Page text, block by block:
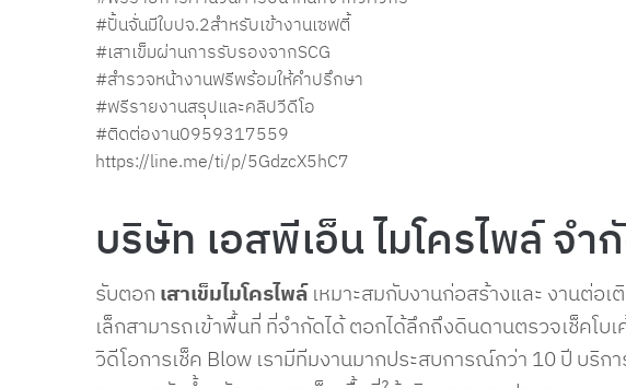
#ปั้นจั่นมีใบปจ.2สำหรับเข้างานเซฟตี้
#เสาเข็มผ่านการรับรองจากSCG
#สำรวจหน้างานฟรีพร้อมให้คำปรึกษา
#ฟรีรายงานสรุปและคลิปวีดีโอ
#ติดต่องาน0959317559
https://line.me/ti/p/5GdzcX5hC7
บริษัท เอสพีเอ็น ไมโครไพล์ จำ
รับตอก เสาเข็มไมโครไพล์เหมาะสมกับงานก่อสร้างและ งานต่อ
เล็กสามารถเข้าพื้นที่ ที่จำกัดได้ ตอกได้ลึกถึงดินดานตรวจเช็คโ
วิดีโอการเช็ค Blow เรามีทีมงานมากประสบการณ์กว่า 10 ปี บริ